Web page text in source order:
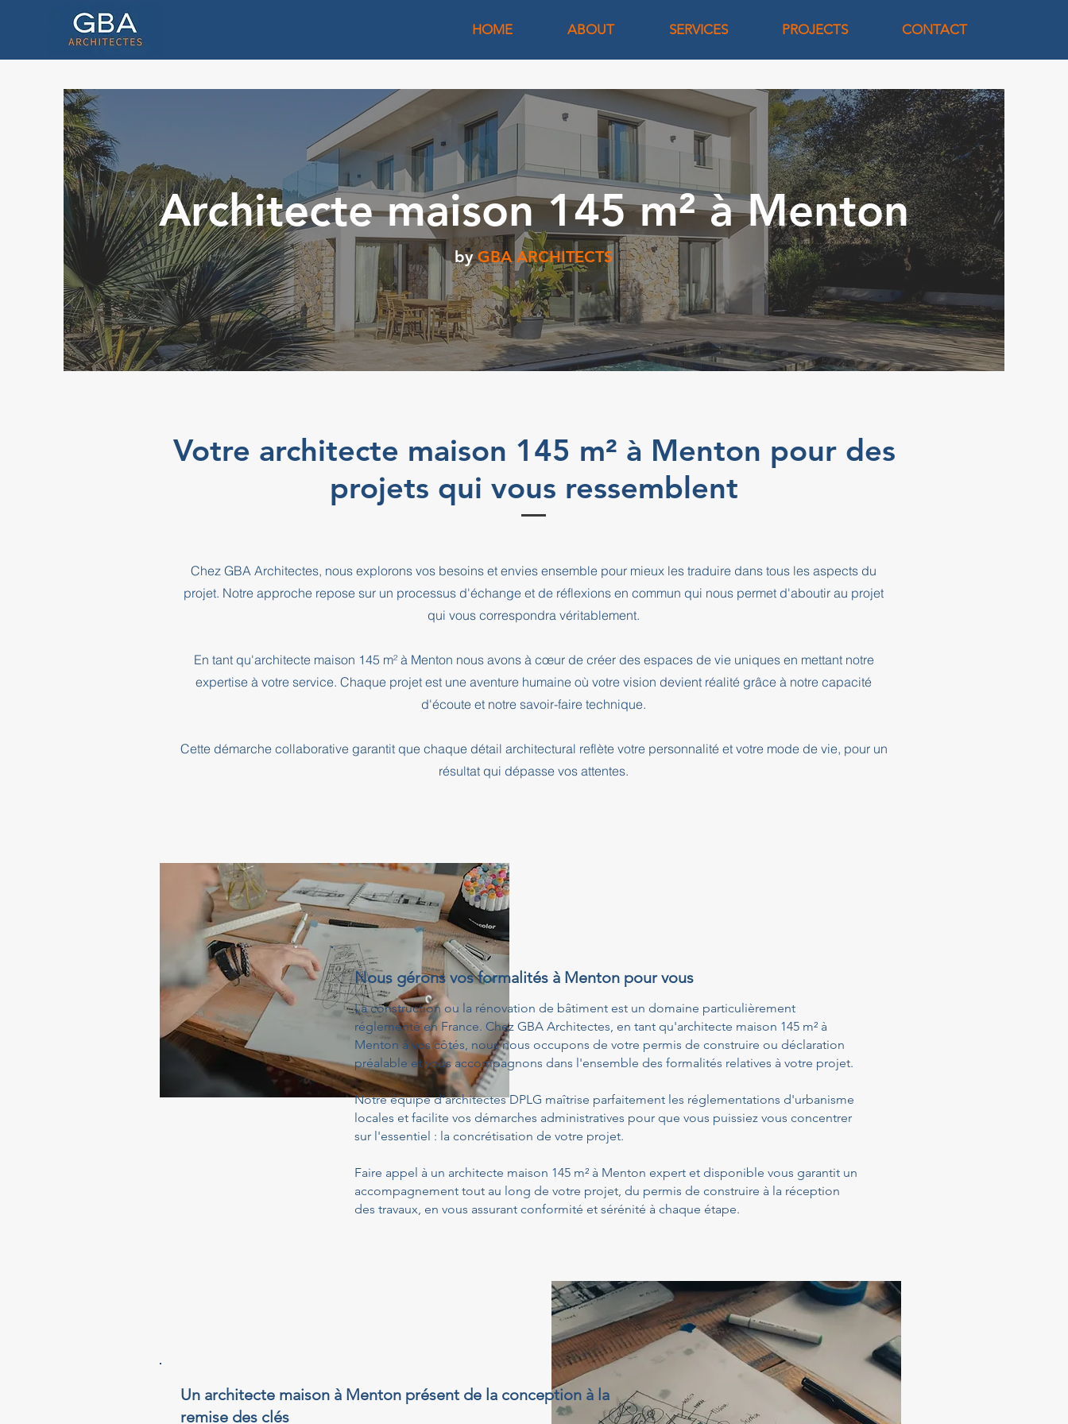
HOME ABOUT SERVICES PROJECTS CONTACT
Architecte maison 145 m² à Menton
by GBA ARCHITECTS
Votre architecte maison 145 m² à Menton pour des
projets qui vous ressemblent
Chez GBA Architectes, nous explorons vos besoins et envies ensemble pour mieux les traduire dans tous les aspects du
projet. Notre approche repose sur un processus d'échange et de réflexions en commun qui nous permet d'aboutir au projet
qui vous correspondra véritablement.
En tant qu'architecte maison 145 m² à Menton nous avons à cœur de créer des espaces de vie uniques en mettant notre
expertise à votre service. Chaque projet est une aventure humaine où votre vision devient réalité grâce à notre capacité
d'écoute et notre savoir-faire technique.
Cette démarche collaborative garantit que chaque détail architectural reflète votre personnalité et votre mode de vie, pour un
résultat qui dépasse vos attentes.
Nous gérons vos formalités à Menton pour vous
La construction ou la rénovation de bâtiment est un domaine particulièrement
réglementé en France. Chez GBA Architectes, en tant qu'architecte maison 145 m² à
Menton à vos côtés, nous nous occupons de votre permis de construire ou déclaration
préalable et vous accompagnons dans l'ensemble des formalités relatives à votre projet.
Notre équipe d'architectes DPLG maîtrise parfaitement les réglementations d'urbanisme
locales et facilite vos démarches administratives pour que vous puissiez vous concentrer
sur l'essentiel : la concrétisation de votre projet.
Faire appel à un architecte maison 145 m² à Menton expert et disponible vous garantit un
accompagnement tout au long de votre projet, du permis de construire à la réception
des travaux, en vous assurant conformité et sérénité à chaque étape.
Un architecte maison à Menton présent de la conception à la
remise des clés